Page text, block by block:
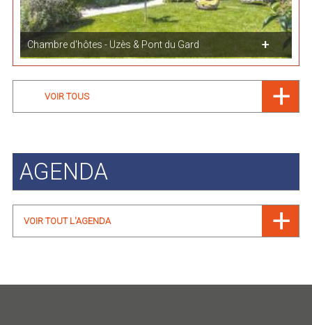
Chambre d'hôtes - Uzès & Pont du Gard
VOIR TOUS
AGENDA
VOIR TOUT L'AGENDA